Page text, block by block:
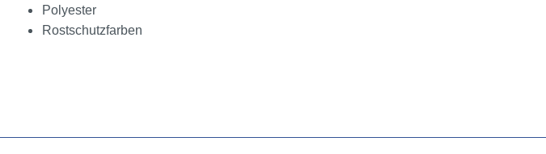
Polyester
Rostschutzfarben